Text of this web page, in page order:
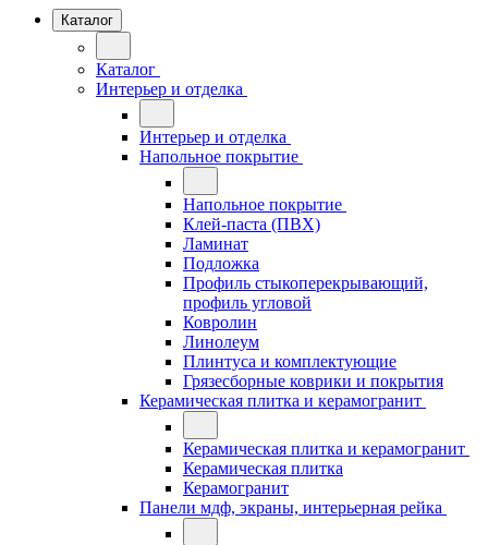
Каталог
Каталог
Интерьер и отделка
Интерьер и отделка
Напольное покрытие
Напольное покрытие
Клей-паста (ПВХ)
Ламинат
Подложка
Профиль стыкоперекрывающий,
профиль угловой
Ковролин
Линолеум
Плинтуса и комплектующие
Грязесборные коврики и покрытия
Керамическая плитка и керамогранит
Керамическая плитка и керамогранит
Керамическая плитка
Керамогранит
Панели мдф, экраны, интерьерная рейка